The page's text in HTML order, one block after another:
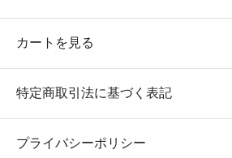
カートを見る
特定商取引法に基づく表記
プライバシーポリシー